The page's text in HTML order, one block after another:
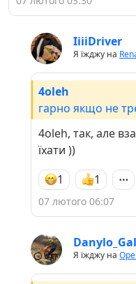
IiiiDriver
Я їжджу на
4oleh
гарно якщо не
4oleh, так, але
їхати ))
1
1
07 лютого 06:07
Я їжджу на